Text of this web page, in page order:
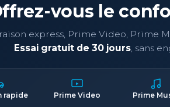
vous le
express, Prime Video, Prime
Essai gratuit de 30 jours, sans
rapide Prime Video Prime